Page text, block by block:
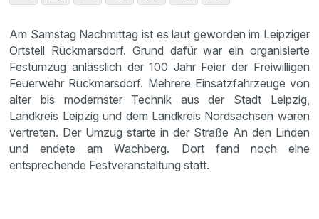
Am Samstag Nachmittag ist es laut geworden im Leipziger
Ortsteil Rückmarsdorf. Grund dafür war ein organisierte
Festumzug anlässlich der 100 Jahr Feier der Freiwilligen
Feuerwehr Rückmarsdorf. Mehrere Einsatzfahrzeuge von
alter bis modernster Technik aus der Stadt Leipzig,
Landkreis Leipzig und dem Landkreis Nordsachsen waren
vertreten. Der Umzug starte in der Straße An den Linden
und endete am Wachberg. Dort fand noch eine
entsprechende Festveranstaltung statt.